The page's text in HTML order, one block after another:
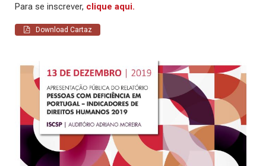
Para se inscrever, clique aqui.
Download Cartaz